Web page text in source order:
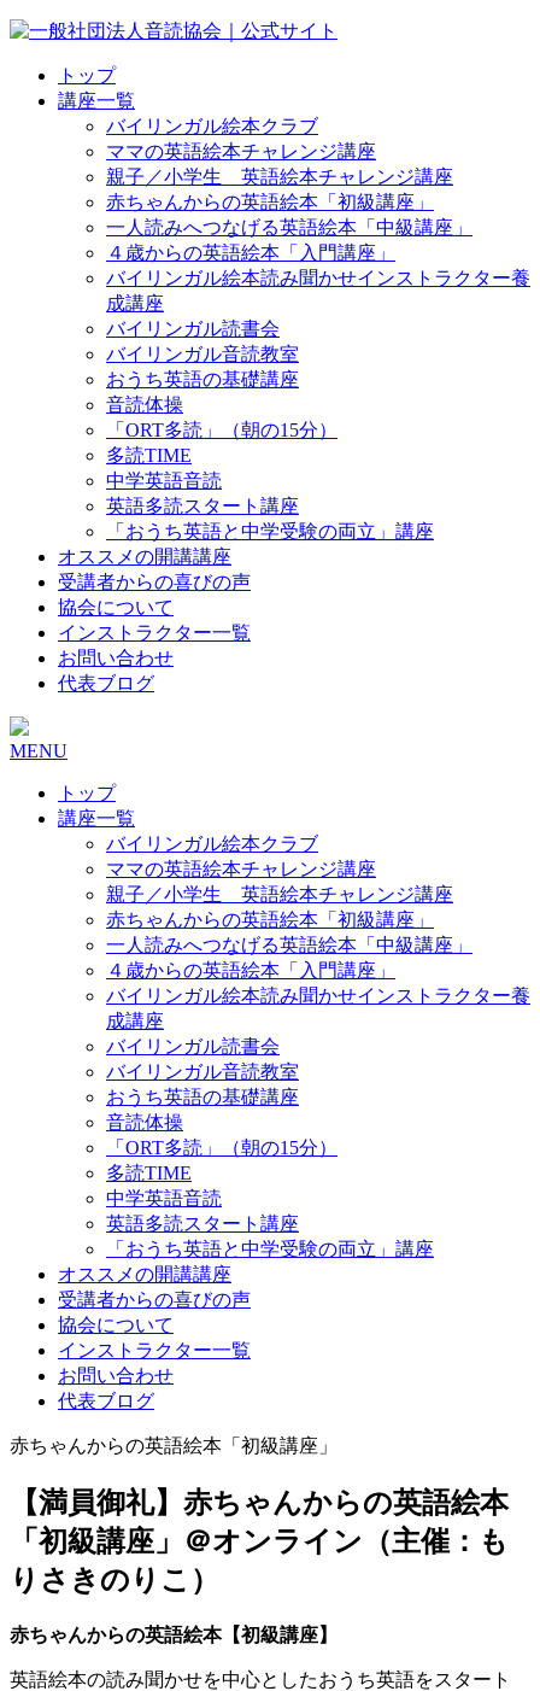
トップ
講座一覧
バイリンガル絵本クラブ
ママの英語絵本チャレンジ講座
親子／小学生 英語絵本チャレンジ講座
赤ちゃんからの英語絵本「初級講座」
一人読みへつなげる英語絵本「中級講座」
４歳からの英語絵本「入門講座」
バイリンガル絵本読み聞かせインストラクター養
成講座
バイリンガル読書会
バイリンガル音読教室
おうち英語の基礎講座
音読体操
「ORT多読」（朝の15分）
多読TIME
中学英語音読
英語多読スタート講座
「おうち英語と中学受験の両立」講座
オススメの開講講座
受講者からの喜びの声
協会について
インストラクター一覧
お問い合わせ
代表ブログ
MENU
トップ
講座一覧
バイリンガル絵本クラブ
ママの英語絵本チャレンジ講座
親子／小学生 英語絵本チャレンジ講座
赤ちゃんからの英語絵本「初級講座」
一人読みへつなげる英語絵本「中級講座」
４歳からの英語絵本「入門講座」
バイリンガル絵本読み聞かせインストラクター養
成講座
バイリンガル読書会
バイリンガル音読教室
おうち英語の基礎講座
音読体操
「ORT多読」（朝の15分）
多読TIME
中学英語音読
英語多読スタート講座
「おうち英語と中学受験の両立」講座
オススメの開講講座
受講者からの喜びの声
協会について
インストラクター一覧
お問い合わせ
代表ブログ
赤ちゃんからの英語絵本「初級講座」
【満員御礼】赤ちゃんからの英語絵本
「初級講座」＠オンライン（主催：も
りさきのりこ）
赤ちゃんからの英語絵本【初級講座】
英語絵本の読み聞かせを中心としたおうち英語をスタート